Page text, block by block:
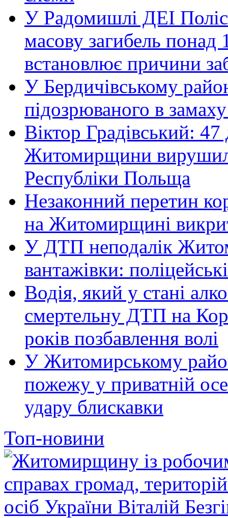
У Радомишлі ДЕІ
масову загибель понад
встановлює причини
У Бердичівському
підозрюваного в
Віктор Градівський: 47
Житомирщини
Республіки Польща
Незаконний перетин
на Житомирщині
У ДТП неподалік
вантажівки:
Водія, який у стані
смертельну ДТП на
років позбавлення волі
У Житомирському
пожежу у приватній
удару блискавки
Топ-новини